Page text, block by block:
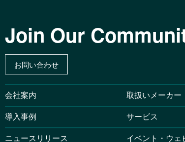
Join Our
お問い合わせ
会社案内 取扱いメーカー
導入事例
サービス
ニュースリリース
イベント・ウェ